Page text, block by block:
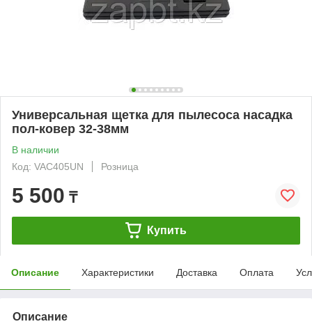
Универсальная щетка для пылесоса насадка
пол-ковер 32-38мм
В наличии
Код: VAC405UN
Розница
5 500 ₸
Купить
Описание Характеристики Доставка Оплата
Описание